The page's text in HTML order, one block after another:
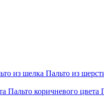
из шелка Пальто из
Пальто коричневого цвета